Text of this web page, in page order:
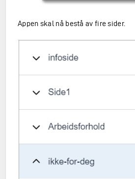
Appen skal nå bestå av fire sider.